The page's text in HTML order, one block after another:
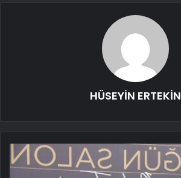
HÜSEYİN ERTEKİN